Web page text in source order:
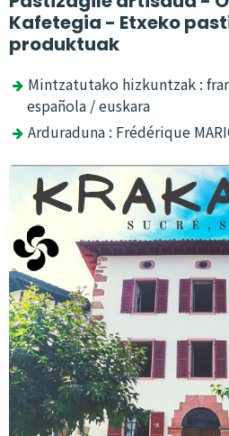
Kafetegia - Etxeko
produktuak
Mintzatutako hizkuntzak :
española / euskara
Arduraduna : Frédérique